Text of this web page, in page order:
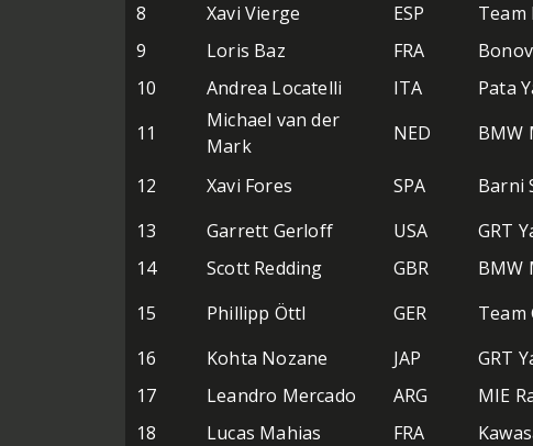
8
Xavi Vierge ESP Team
9
Loris Baz FRA
10
Andrea Locatelli ITA Pata
11
Michael van der
Mark
NED BMW
12 Xavi Fores SPA Barni
13
Garrett Gerloff USA GRT
14
Scott Redding GBR BMW
15
Phillipp Öttl GER Team
16
Kohta Nozane JAP GRT
17
Leandro Mercado ARG MIE
18
Lucas Mahias FRA